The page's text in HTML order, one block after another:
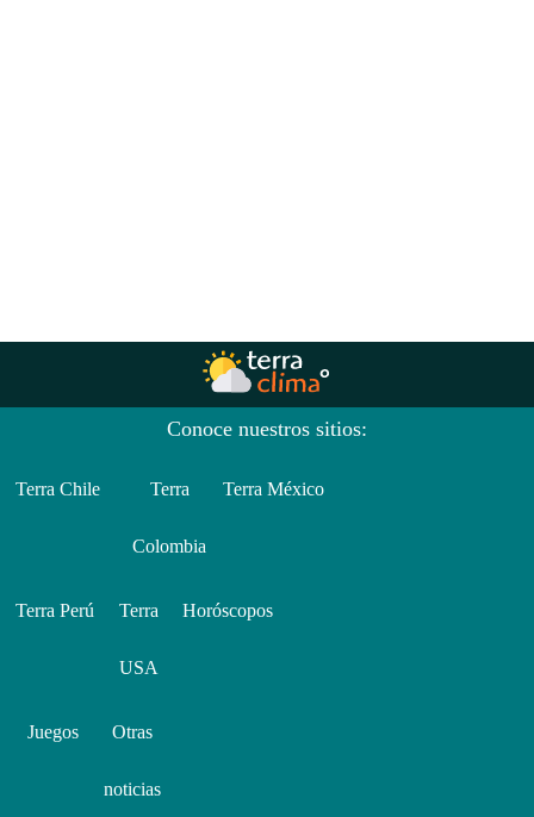
Conoce nuestros sitios:
Terra Chile Terra
Colombia
Terra México
Terra Perú Terra
USA
Horóscopos
Juegos Otras
noticias